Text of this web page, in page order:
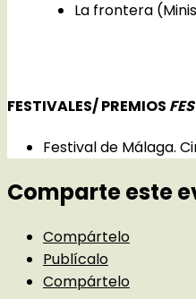
La frontera
FESTIVALES/ PREMIOS
Festival de Málaga.
Comparte este
Compártelo
Publícalo
Compártelo